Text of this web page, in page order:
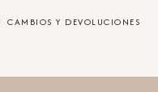
CAMBIOS Y DEVOLUCIONES